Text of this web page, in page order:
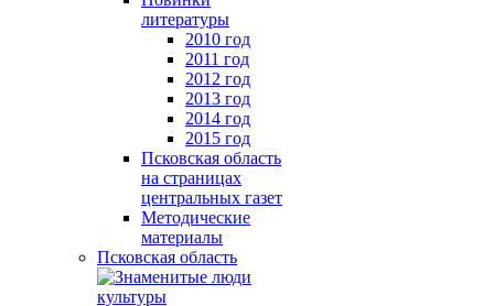
литературы
2010 год
2011 год
2012 год
2013 год
2014 год
2015 год
Псковская область
на страницах
центральных газет
Методические
материалы
Псковская область